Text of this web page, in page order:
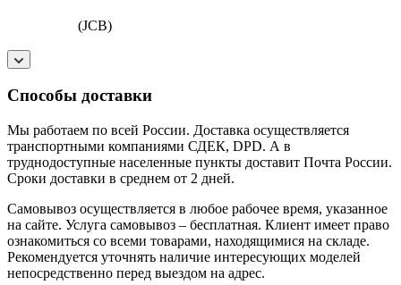
(JCB)
Способы доставки
Мы работаем по всей России. Доставка осуществляется
транспортными компаниями СДЕК, DPD. А в
труднодоступные населенные пункты доставит Почта России.
Сроки доставки в среднем от 2 дней.
Самовывоз осуществляется в любое рабочее время, указанное
на сайте. Услуга самовывоз – бесплатная. Клиент имеет право
ознакомиться со всеми товарами, находящимися на складе.
Рекомендуется уточнять наличие интересующих моделей
непосредственно перед выездом на адрес.